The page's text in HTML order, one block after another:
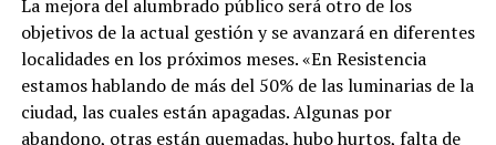
La mejora del alumbrado público será otro de los
objetivos de la actual gestión y se avanzará en diferentes
localidades en los próximos meses. «En Resistencia
estamos hablando de más del 50% de las luminarias de la
ciudad, las cuales están apagadas. Algunas por
abandono, otras están quemadas, hubo hurtos, falta de